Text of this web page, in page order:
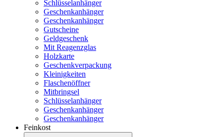
Schlüsselanhänger
Geschenkanhänger
Geschenkanhänger
Gutscheine
Geldgeschenk
Mit Reagenzglas
Holzkarte
Geschenkverpackung
Kleinigkeiten
Flaschenöffner
Mitbringsel
Schlüsselanhänger
Geschenkanhänger
Geschenkanhänger
Feinkost